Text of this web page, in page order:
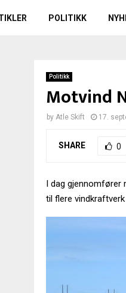
POLITIKK
Politikk
Motvind
by Atle Skift 17.
SHARE 0
I dag gjennomfører
til flere